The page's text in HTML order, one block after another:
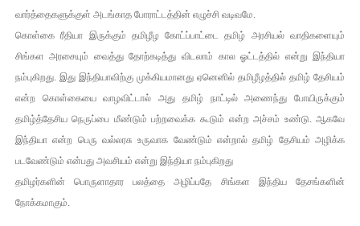
வார்த்தைகளுக்குள் அடங்காத போராட்டத்தின் எழுச்சி வடிவமே.
கொள்கை ரீதியா இருக்கும் தமிழீழ கோட்ப்பாட்டை தமிழ் அரசியல் வாதிகளையும்
சிங்கள அரசையும் வைத்து தோற்கடித்து விடலாம் கால ஓட்டத்தில் என்று இந்தியா
நம்புகிறது. இது இந்தியாவிற்கு முக்கியமானது ஏனெனில் தமிழீழத்தில் தமிழ் தேசியம்
என்ற கொள்கையை வாழவிட்டால் அது தமிழ் நாட்டில் அணைந்து போயிருக்கும்
தமிழ்த்தேசிய நெருப்பை மீண்டும் பற்றவைக்க கூடும் என்ற அச்சம் உண்டு. ஆகவே
இந்தியா என்ற பெரு வல்லரசு உருவாக வேண்டும் என்றால் தமிழ் தேசியம் அழிக்க
படவேண்டும் என்பது அவசியம் என்று இந்தியா நம்புகிறது
தமிழர்களின் பொருளாதார பலத்தை அழிப்பதே சிங்கள இந்திய தேசங்களின்
நோக்கமாகும்.